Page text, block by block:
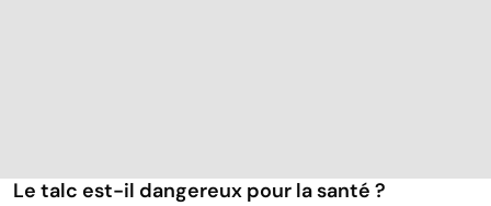
Le talc est-il dangereux pour la santé ?